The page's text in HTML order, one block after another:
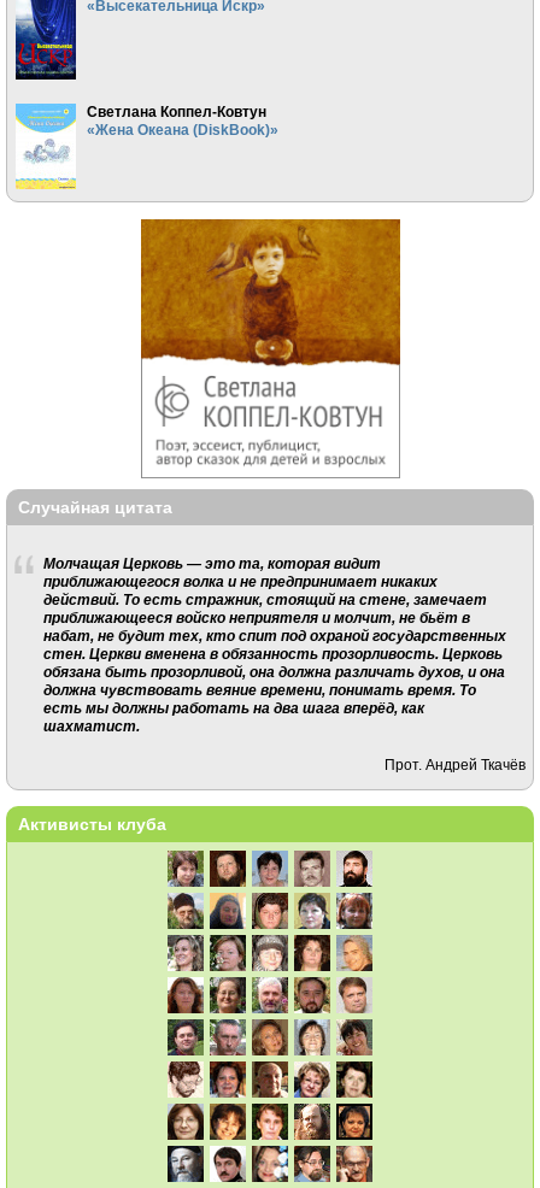
«Высекательница Искр»
Светлана Коппел-Ковтун
«Жена Океана (DiskBook)»
Случайная цитата
Молчащая Церковь — это та, которая видит
приближающегося волка и не предпринимает никаких
действий. То есть стражник, стоящий на стене, замечает
приближающееся войско неприятеля и молчит, не бьёт в
набат, не будит тех, кто спит под охраной государственных
стен. Церкви вменена в обязанность прозорливость. Церковь
обязана быть прозорливой, она должна различать духов, и она
должна чувствовать веяние времени, понимать время. То
есть мы должны работать на два шага вперёд, как
шахматист.
Прот. Андрей Ткачёв
Активисты клуба